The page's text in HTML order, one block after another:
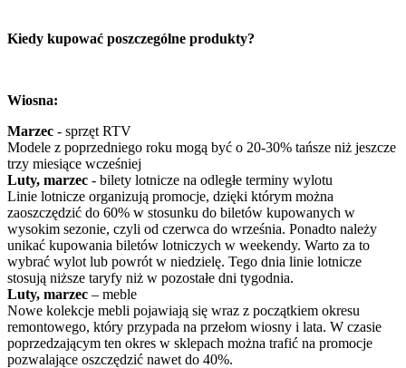
Kiedy kupować poszczególne produkty?
Wiosna:
Marzec - sprzęt RTV
Modele z poprzedniego roku mogą być o 20-30% tańsze niż jeszcze
trzy miesiące wcześniej
Luty, marzec - bilety lotnicze na odległe terminy wylotu
Linie lotnicze organizują promocje, dzięki którym można
zaoszczędzić do 60% w stosunku do biletów kupowanych w
wysokim sezonie, czyli od czerwca do września. Ponadto należy
unikać kupowania biletów lotniczych w weekendy. Warto za to
wybrać wylot lub powrót w niedzielę. Tego dnia linie lotnicze
stosują niższe taryfy niż w pozostałe dni tygodnia.
Luty, marzec – meble
Nowe kolekcje mebli pojawiają się wraz z początkiem okresu
remontowego, który przypada na przełom wiosny i lata. W czasie
poprzedzającym ten okres w sklepach można trafić na promocje
pozwalające oszczędzić nawet do 40%.